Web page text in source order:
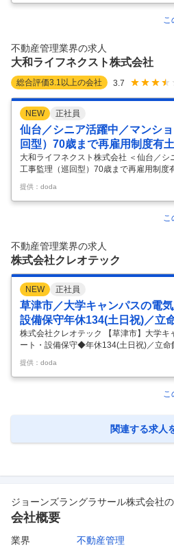
迎／脱炭素や省エネの知見がある方歓迎
助制度充実／国内最大級の商業デベロッ
目的とした改修プロジェクトを発注者の
ト業務を担当していただきます。 ■具体
…
こ
不動産管理業界の求人
大和ライフネクスト株式会社
総合評価3.1 以上の会社 3.7
NEW 正社員
仙台／シニア活躍中／マンシ
回型）70歳まで再雇用制度有
大和ライフネクスト株式会社 ＜仙台／
工事監理（巡回型）70歳まで再雇用制
仙台／シニア活躍中＞マンション修繕
雇用制度有◆土日祝休 【具体的な仕事内
者活躍中◆50～60代活躍中◆70歳まで
歓迎◆土日祝休】 ■概要： 分譲マンショ
w.daiwalifenext.co.jp/kanri-e/const/ ■具体
況、お客様のニ…
提供：doda
こ
不動産管理業界の求人
株式会社クレオテック
NEW 正社員
草津市／大学キャンパスの電
設備保守年休134(土日祝)／立
株式会社クレオテック 【草津市】大学
ート・設備保守◆年休134(土日祝)／立命
【草津市】大学キャンパスの電気主任
134(土日祝)／立命館100％出資 【具体
日・完全週休2日制（土日祝）／ビルマ
運営サポート会社～ ★ビルメンテナン
業務。日常的には、建築設備等の保守管
電気主任技術者をサポートする役割（※
提供：doda
こ
関連する求人
ジョーンズラングラサール株式会社の
会社概要
業界 不動産管理